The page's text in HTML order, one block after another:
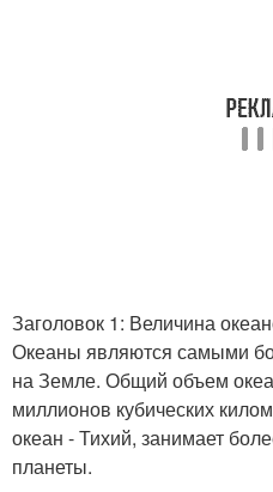
Заголовок 1: Величина
Океаны являются самыми
на Земле. Общий объем
миллионов кубических
океан - Тихий, занимает
планеты.